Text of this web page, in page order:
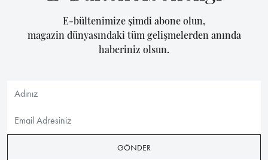
E-bültenimize şimdi abone olun,
magazin dünyasındaki tüm gelişmelerden anında
haberiniz olsun.
GÖNDER